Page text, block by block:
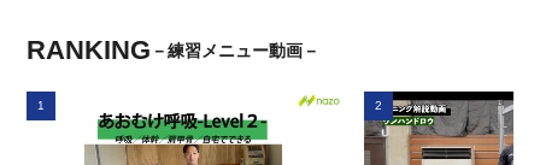
RANKING －練習メニュー動画－
1 2